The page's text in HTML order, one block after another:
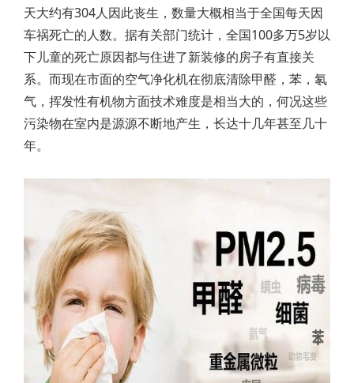
天大约有304人因此丧生，数量大概相当于全国每天因
车祸死亡的人数。据有关部门统计，全国100多万5岁以
下儿童的死亡原因都与住进了新装修的房子有直接关
系。而现在市面的空气净化机在彻底清除甲醛，苯，氡
气，挥发性有机物方面技术难度是相当大的，何况这些
污染物在室内是源源不断地产生，长达十几年甚至几十
年。